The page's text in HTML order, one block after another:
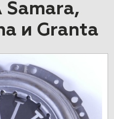
Samara,
и Granta